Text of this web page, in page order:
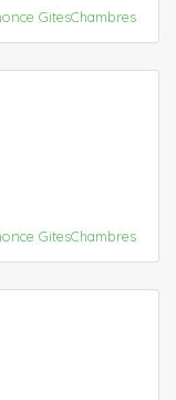
GitesChambres
GitesChambres